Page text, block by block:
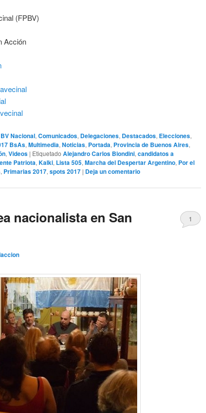
(FPBV)
Acción
BV Nacional, Comunicados, Delegaciones, Destacados, Elecciones,
BsAs, Multimedia, Noticias, Portada, Provincia de Buenos Aires,
, Videos | Etiquetado Alejandro Carlos Biondini, candidatos a
Patriota, Kalki, Lista 505, Marcha del Despertar Argentino, Por el
, Primarias 2017, spots 2017 | Deja un comentario
nacionalista en San
1